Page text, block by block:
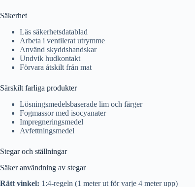
Säkerhet
Läs säkerhetsdatablad
Arbeta i ventilerat utrymme
Använd skyddshandskar
Undvik hudkontakt
Förvara åtskilt från mat
Särskilt farliga produkter
Lösningsmedelsbaserade lim och färger
Fogmassor med isocyanater
Impregneringsmedel
Avfettningsmedel
Stegar och ställningar
Säker användning av stegar
Rätt vinkel: 1:4-regeln (1 meter ut för varje 4 meter upp)